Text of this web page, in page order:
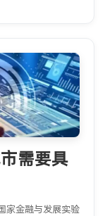
需要具
家金融与发展实验